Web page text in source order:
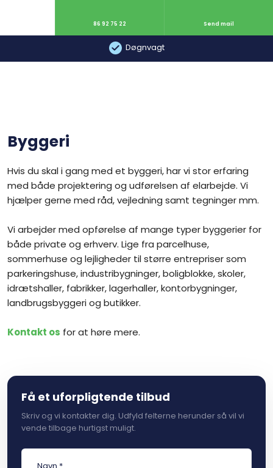
86 92 75 22 Send mail
Døgnvagt​
Byggeri
Hvis du skal i gang med et byggeri, har vi stor erfaring
med både projektering og udførelsen af elarbejde. Vi
hjælper gerne med råd, vejledning samt tegninger mm.
Vi arbejder med opførelse af mange typer byggerier for
både private og erhverv. Lige fra parcelhuse,
sommerhuse og lejligheder til større entrepriser som
parkeringshuse, industribygninger, boligblokke, skoler,
idrætshaller, fabrikker, lagerhaller, kontorbygninger,
landbrugsbyggeri og butikker.
Kontakt os for at høre mere.
Få et uforpligtende tilbud
Skriv og vi kontakter dig. Udfyld felterne herunder så vil vi
vende tilbage hurtigst muligt.​